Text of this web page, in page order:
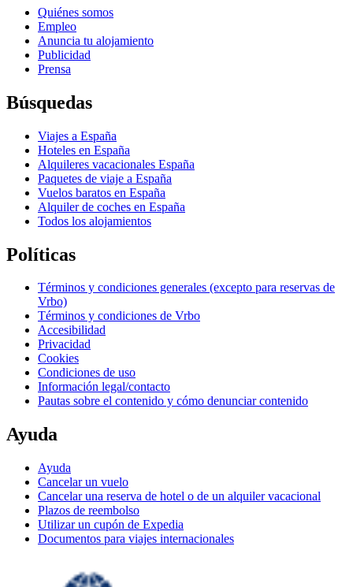
Quiénes somos
Empleo
Anuncia tu alojamiento
Publicidad
Prensa
Búsquedas
Viajes a España
Hoteles en España
Alquileres vacacionales España
Paquetes de viaje a España
Vuelos baratos en España
Alquiler de coches en España
Todos los alojamientos
Políticas
Términos y condiciones generales (excepto para reservas de
Vrbo)
Términos y condiciones de Vrbo
Accesibilidad
Privacidad
Cookies
Condiciones de uso
Información legal/contacto
Pautas sobre el contenido y cómo denunciar contenido
Ayuda
Ayuda
Cancelar un vuelo
Cancelar una reserva de hotel o de un alquiler vacacional
Plazos de reembolso
Utilizar un cupón de Expedia
Documentos para viajes internacionales